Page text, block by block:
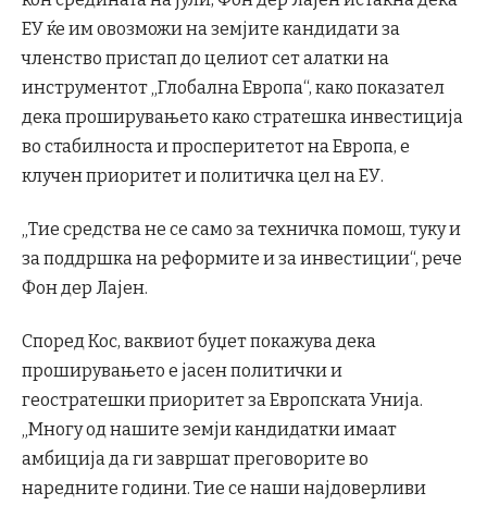
ЕУ ќе им овозможи на земјите кандидати за
членство пристап до целиот сет алатки на
инструментот „Глобална Европа“, како показател
дека проширувањето како стратешка инвестиција
во стабилноста и просперитетот на Европа, е
клучен приоритет и политичка цел на ЕУ.
„Тие средства не се само за техничка помош, туку и
за поддршка на реформите и за инвестиции“, рече
Фон дер Лајен.
Според Кос, ваквиот буџет покажува дека
проширувањето е јасен политички и
геостратешки приоритет за Европската Унија.
„Многу од нашите земји кандидатки имаат
амбиција да ги завршат преговорите во
наредните години. Тие се наши најдоверливи